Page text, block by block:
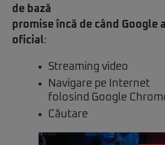
de bază
promise încă de când Google
oficial:
Streaming video
Navigare pe Internet
folosind Google
Căutare